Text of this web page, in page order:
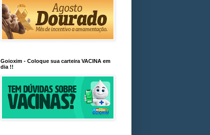
Goioxim - Coloque sua carteira VACINA em
dia !!